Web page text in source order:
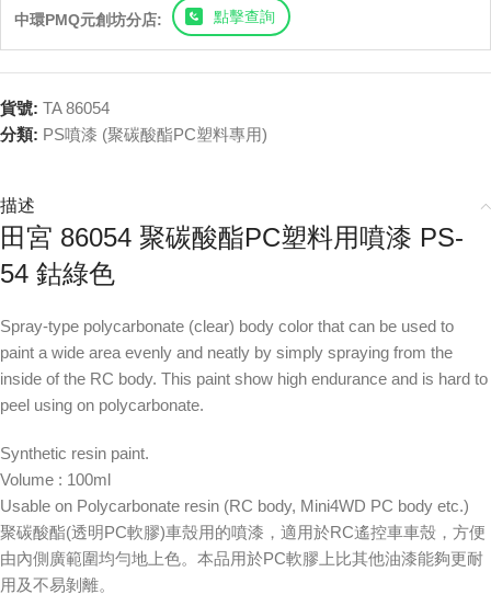
中環PMQ元創坊分店: 點擊查詢
貨號: TA 86054
分類: PS噴漆 (聚碳酸酯PC塑料專用)
描述
田宮 86054 聚碳酸酯PC塑料用噴漆 PS-
54 鈷綠色
Spray-type polycarbonate (clear) body color that can be used to
paint a wide area evenly and neatly by simply spraying from the
inside of the RC body. This paint show high endurance and is hard to
peel using on polycarbonate.
Synthetic resin paint.
Volume : 100ml
Usable on Polycarbonate resin (RC body, Mini4WD PC body etc.)
聚碳酸酯(透明PC軟膠)車殼用的噴漆，適用於RC遙控車車殼，方便
由內側廣範圍均勻地上色。本品用於PC軟膠上比其他油漆能夠更耐
用及不易剝離。